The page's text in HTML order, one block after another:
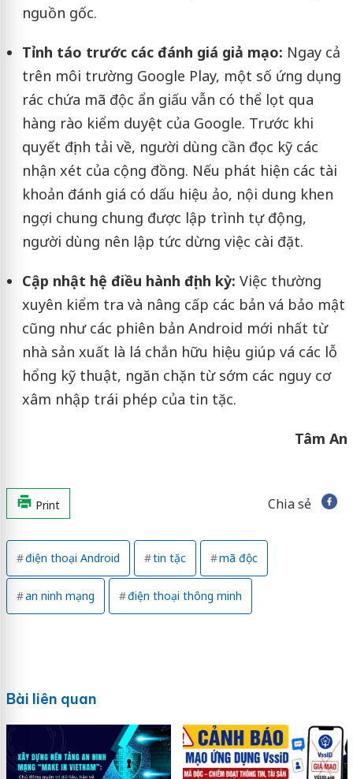
nguồn gốc.
Tỉnh táo trước các đánh giá giả mạo: Ngay cả
trên môi trường Google Play, một số ứng dụng
rác chứa mã độc ẩn giấu vẫn có thể lọt qua
hàng rào kiểm duyệt của Google. Trước khi
quyết định tải về, người dùng cần đọc kỹ các
nhận xét của cộng đồng. Nếu phát hiện các tài
khoản đánh giá có dấu hiệu ảo, nội dung khen
ngợi chung chung được lập trình tự động,
người dùng nên lập tức dừng việc cài đặt.
Cập nhật hệ điều hành định kỳ: Việc thường
xuyên kiểm tra và nâng cấp các bản vá bảo mật
cũng như các phiên bản Android mới nhất từ
nhà sản xuất là lá chắn hữu hiệu giúp vá các lỗ
hổng kỹ thuật, ngăn chặn từ sớm các nguy cơ
xâm nhập trái phép của tin tặc.
Tâm An
Print Chia sẻ
điện thoại Android tin tặc mã độc
an ninh mạng điện thoại thông minh
Bài liên quan